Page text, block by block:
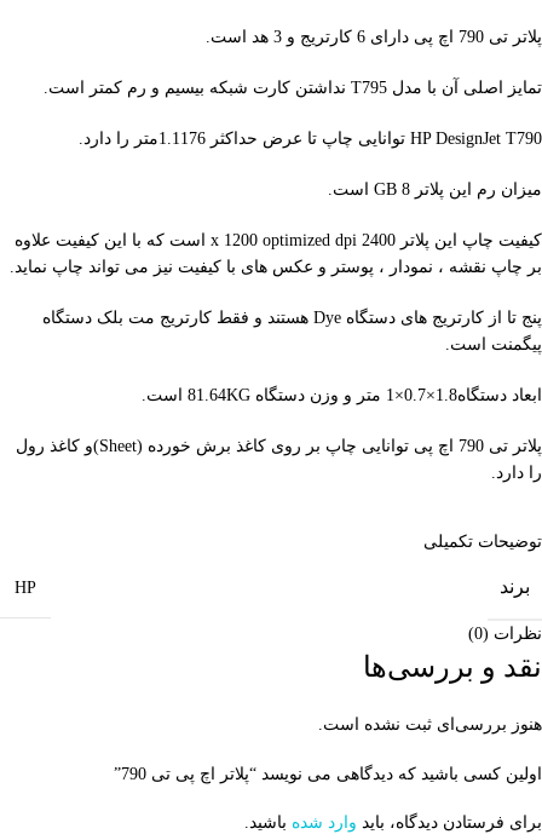
پلاتر تی 790 اچ پی دارای 6 کارتریج و 3 هد است.
تمایز اصلی آن با مدل T795 نداشتن کارت شبکه بیسیم و رم کمتر است.
HP DesignJet T790 توانایی چاپ تا عرض حداکثر 1.1176متر را دارد.
میزان رم این پلاتر GB 8 است.
کیفیت چاپ این پلاتر 2400 x 1200 optimized dpi است که با این کیفیت علاوه
بر چاپ نقشه ، نمودار ، پوستر و عکس های با کیفیت نیز می تواند چاپ نماید.
پنج تا از کارتریج های دستگاه Dye هستند و فقط کارتریج مت بلک دستگاه
پیگمنت است.
ابعاد دستگاه1.8×0.7×1 متر و وزن دستگاه 81.64KG است.
پلاتر تی 790 اچ پی توانایی چاپ بر روی کاغذ برش خورده (Sheet)و کاغذ رول
را دارد.
توضیحات تکمیلی
برند HP
نظرات (0)
نقد و بررسی‌ها
هنوز بررسی‌ای ثبت نشده است.
اولین کسی باشید که دیدگاهی می نویسد “پلاتر اچ پی تی 790”
برای فرستادن دیدگاه، باید وارد شده باشید.